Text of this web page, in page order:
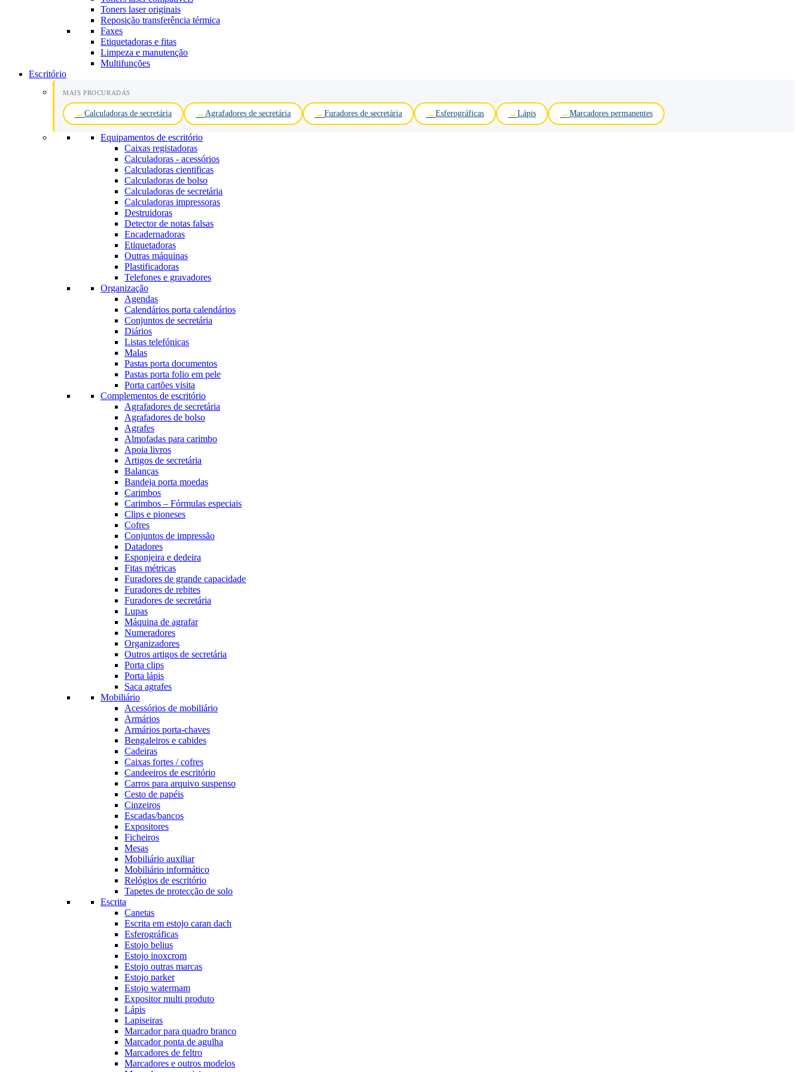
Toners laser originais
Reposição transferência térmica
Faxes
Etiquetadoras e fitas
Limpeza e manutenção
Multifunções
Escritório
MAIS PROCURADAS
Calculadoras de secretária Agrafadores de secretária Furadores de secretária Esferográficas Lápis Marcadores permanentes
Equipamentos de escritório
Caixas registadoras
Calculadoras - acessórios
Calculadoras cientificas
Calculadoras de bolso
Calculadoras de secretária
Calculadoras impressoras
Destruidoras
Detector de notas falsas
Encadernadoras
Etiquetadoras
Outras máquinas
Plastificadoras
Telefones e gravadores
Organização
Agendas
Calendários porta calendários
Conjuntos de secretária
Diários
Listas telefónicas
Malas
Pastas porta documentos
Pastas porta folio em pele
Porta cartões visita
Complementos de escritório
Agrafadores de secretária
Agrafadores de bolso
Agrafes
Almofadas para carimbo
Apoia livros
Artigos de secretária
Balanças
Bandeja porta moedas
Carimbos
Carimbos – Fórmulas especiais
Clips e pioneses
Cofres
Conjuntos de impressão
Datadores
Esponjeira e dedeira
Fitas métricas
Furadores de grande capacidade
Furadores de rebites
Furadores de secretária
Lupas
Máquina de agrafar
Numeradores
Organizadores
Outros artigos de secretária
Porta clips
Porta lápis
Saca agrafes
Mobiliário
Acessórios de mobiliário
Armários
Armários porta-chaves
Bengaleiros e cabides
Cadeiras
Caixas fortes / cofres
Candeeiros de escritório
Carros para arquivo suspenso
Cesto de papéis
Cinzeiros
Escadas/bancos
Expositores
Ficheiros
Mesas
Mobiliário auxiliar
Mobiliário informático
Relógios de escritório
Tapetes de protecção de solo
Escrita
Canetas
Escrita em estojo caran dach
Esferográficas
Estojo belius
Estojo inoxcrom
Estojo outras marcas
Estojo parker
Estojo watermam
Expositor multi produto
Lápis
Lapiseiras
Marcador para quadro branco
Marcador ponta de agulha
Marcadores de feltro
Marcadores e outros modelos